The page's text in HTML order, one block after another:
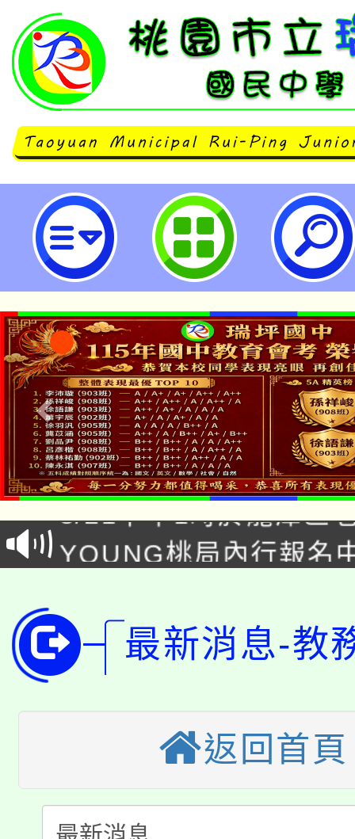
國立彰化師範大學「精緻Moocs
人視角-融合教育攻略」、「特殊
灣台語正音語拼音」、「臺灣台語
班」、「專業諮商師的基本功-諮
技巧」-桃園市立瑞坪國民中學
「本色祭」8/29、30在
場熱烈登場!
8/21下午1時於龍潭區
徵才活動。
YOUNG桃局內行報名
開!
115年桃園市運動會8/
田徑場及游泳池舉行。
桃園市低收入戶享有免
視費優惠，中低收入戶
半價優惠，詳情可洽有
者。
份教師增能研習
大溪自造教育及科技
份教師研習
會
115年食農教育專業人
最新消息-教
返回首頁